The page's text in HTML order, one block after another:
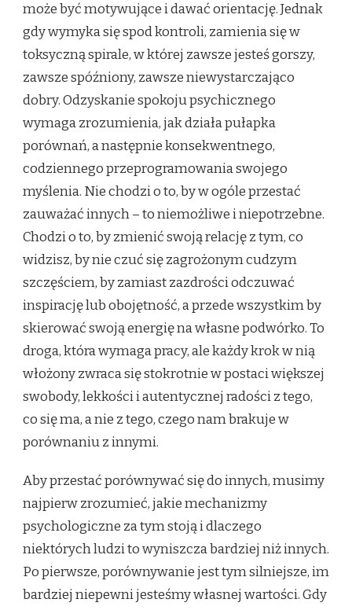
może być motywujące i dawać orientację. Jednak
gdy wymyka się spod kontroli, zamienia się w
toksyczną spirale, w której zawsze jesteś gorszy,
zawsze spóźniony, zawsze niewystarczająco
dobry. Odzyskanie spokoju psychicznego
wymaga zrozumienia, jak działa pułapka
porównań, a następnie konsekwentnego,
codziennego przeprogramowania swojego
myślenia. Nie chodzi o to, by w ogóle przestać
zauważać innych – to niemożliwe i niepotrzebne.
Chodzi o to, by zmienić swoją relację z tym, co
widzisz, by nie czuć się zagrożonym cudzym
szczęściem, by zamiast zazdrości odczuwać
inspirację lub obojętność, a przede wszystkim by
skierować swoją energię na własne podwórko. To
droga, która wymaga pracy, ale każdy krok w nią
włożony zwraca się stokrotnie w postaci większej
swobody, lekkości i autentycznej radości z tego,
co się ma, a nie z tego, czego nam brakuje w
porównaniu z innymi.
Aby przestać porównywać się do innych, musimy
najpierw zrozumieć, jakie mechanizmy
psychologiczne za tym stoją i dlaczego
niektórych ludzi to wyniszcza bardziej niż innych.
Po pierwsze, porównywanie jest tym silniejsze, im
bardziej niepewni jesteśmy własnej wartości. Gdy